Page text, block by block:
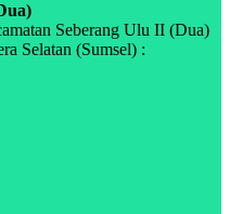
Seberang Ulu II (Dua)
Selatan (Sumsel) :